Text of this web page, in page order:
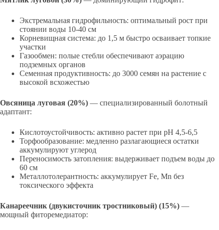
Экстремальная гидрофильность: оптимальный рост при
стоянии воды 10-40 см
Корневищная система: до 1,5 м быстро осваивает топкие
участки
Газообмен: полые стебли обеспечивают аэрацию
подземных органов
Семенная продуктивность: до 3000 семян на растение с
высокой всхожестью
Овсяница луговая (20%) — специализированный болотный
адаптант:
Кислотоустойчивость: активно растет при pH 4,5-6,5
Торфообразование: медленно разлагающиеся остатки
аккумулируют углерод
Переносимость затопления: выдерживает подъем воды до
60 см
Металлотолерантность: аккумулирует Fe, Mn без
токсического эффекта
Канареечник (двукисточник тростниковый) (15%) —
мощный фиторемедиатор: